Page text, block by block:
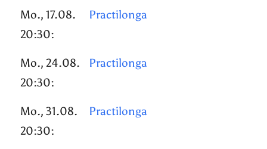
Mo., 17.08.
20:30:
Practilonga
Mo., 24.08.
20:30:
Practilonga
Mo., 31.08.
20:30:
Practilonga